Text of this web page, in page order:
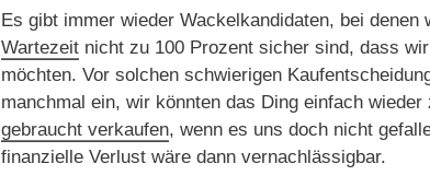
Es gibt immer wieder Wackelkandidaten, bei denen
Wartezeit nicht zu 100 Prozent sicher sind, dass
möchten. Vor solchen schwierigen
manchmal ein, wir könnten das Ding einfach wieder
gebraucht verkaufen, wenn es uns doch nicht
finanzielle Verlust wäre dann vernachlässigbar.